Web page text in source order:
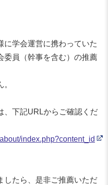
に学会運営に携わっていた
委員（幹事を含む）の推薦
、下記URLからご確認くだ
index.php?content_id
したら、是非ご推薦いただ